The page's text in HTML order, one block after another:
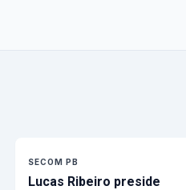
SECOM PB
Lucas Ribeiro preside